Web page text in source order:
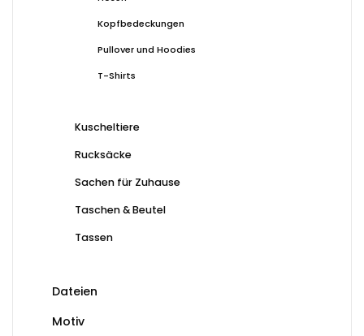
Kopfbedeckungen
Pullover und Hoodies
T-Shirts
Kuscheltiere
Rucksäcke
Sachen für Zuhause
Taschen & Beutel
Tassen
Dateien
Motiv